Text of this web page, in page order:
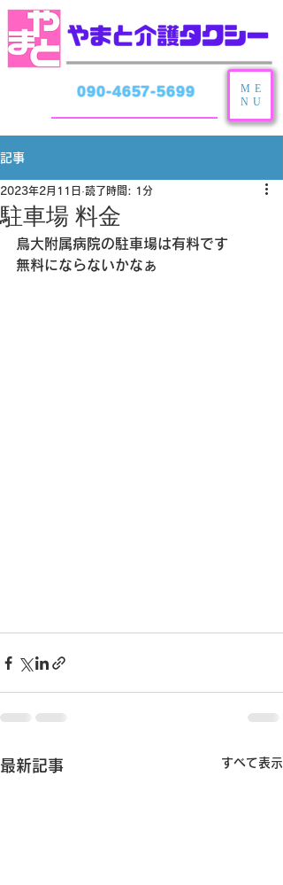
090-4657-5699
ME
NU
記事
駐車場 料金
2023年2月11日 読了時間: 1分
鳥大附属病院の駐車場は有料です
無料にならないかなぁ
最新記事 すべて表示